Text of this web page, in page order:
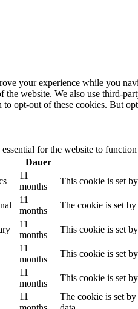
your experience while you
website. We also use third-
to opt-out of these cookies. But
for the website to
Dauer
11
months
This cookie is set
11
months
The cookie is set
11
months
This cookie is set
11
months
This cookie is set
11
months
This cookie is set
11
The cookie is set